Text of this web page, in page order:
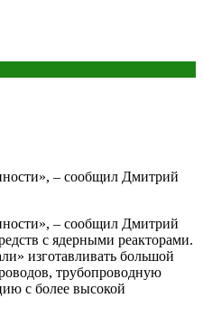
– сообщил Дмитрий
– сообщил Дмитрий
с ядерными реакторами.
изготавливать большой
трубопроводную
с более высокой